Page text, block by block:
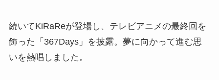
続いてKiRaReが登場し、テレビアニメの最終回を
飾った「367Days」を披露。夢に向かって進む思
いを熱唱しました。